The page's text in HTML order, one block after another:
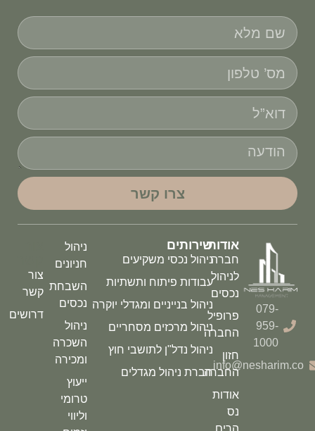
צרו קשר
079-
959-
1000
info@nesharim.co
אודות
חברה
לניהול
נכסים
פרופיל
החברה
חזון
החברה
אודות
נס
שירותים
ניהול נכסי משקיעים
עבודות פיתוח ותשתיות
ניהול בנייניים ומגדלי יוקרה
ניהול מרכזים מסחריים
ניהול נדל"ן לתושבי חוץ
חברת ניהול מגדלים
ניהול
חניונים
השבחת
נכסים
ניהול
השכרה
ומכירה
ייעוץ
טרומי
וליווי
צור
קשר
דרושים